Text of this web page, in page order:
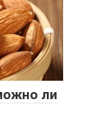
ли